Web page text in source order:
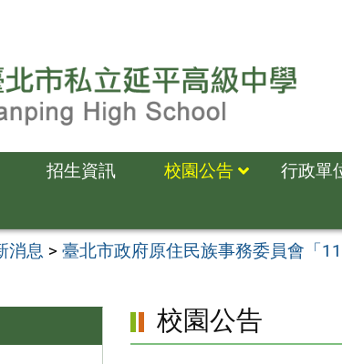
招生資訊 校園公告 行政單
消息 >臺北市政府原住民族事務委員會「
校園公告